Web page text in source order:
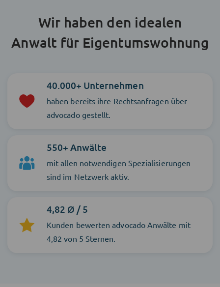
Wir haben den idealen
Anwalt für Eigentumswohnung
40.000+ Unternehmen
haben bereits ihre Rechtsanfragen über
advocado gestellt.
550+ Anwälte
mit allen notwendigen Spezialisierungen
sind im Netzwerk aktiv.
4,82 Ø / 5
Kunden bewerten advocado Anwälte mit
4,82 von 5 Sternen.